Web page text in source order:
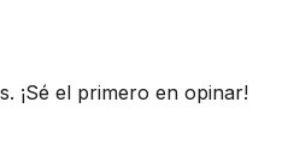
¡Sé el primero en opinar!